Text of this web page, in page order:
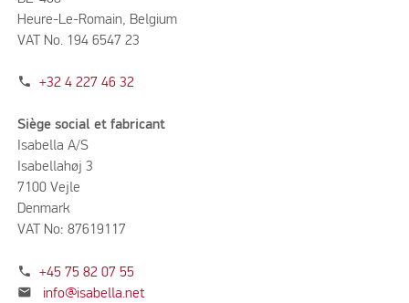
Heure-Le-Romain, Belgium
VAT No. 194 6547 23
phone +32 4 227 46 32
Siège social et fabricant
Isabella A/S
Isabellahøj 3
7100 Vejle
Denmark
VAT No: 87619117
phone +45 75 82 07 55
mail info@isabella.net